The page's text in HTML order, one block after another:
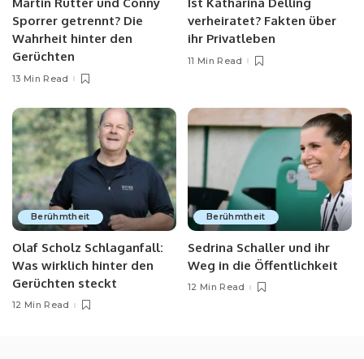
Martin Rütter und Conny
Sporrer getrennt? Die
Wahrheit hinter den
Gerüchten
13 Min Read
Ist Katharina Delling
verheiratet? Fakten über
ihr Privatleben
11 Min Read
Berühmtheit
Olaf Scholz Schlaganfall:
Was wirklich hinter den
Gerüchten steckt
12 Min Read
Berühmtheit
Sedrina Schaller und ihr
Weg in die Öffentlichkeit
12 Min Read